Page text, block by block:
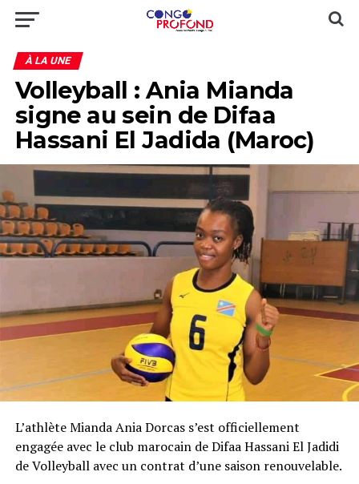
À LA UNE
Volleyball : Ania Mianda
signe au sein de Difaa
Hassani El Jadida (Maroc)
L’athlète Mianda Ania Dorcas s’est officiellement
engagée avec le club marocain de Difaa Hassani El Jadidi
de Volleyball avec un contrat d’une saison renouvelable.